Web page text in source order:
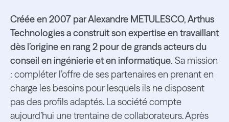
Créée en 2007 par Alexandre METULESCO, Arthus
Technologies a construit son expertise en travaillant
dès l’origine en rang 2 pour de grands acteurs du
conseil en ingénierie et en informatique. Sa mission
: compléter l’offre de ses partenaires en prenant en
charge les besoins pour lesquels ils ne disposent
pas des profils adaptés. La société compte
aujourd’hui une trentaine de collaborateurs. Après